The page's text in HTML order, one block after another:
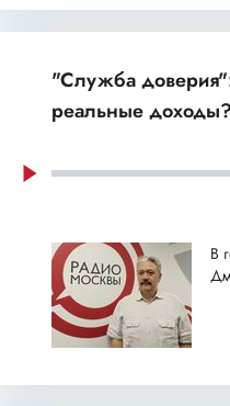
"Служба
реальные доходы?
В